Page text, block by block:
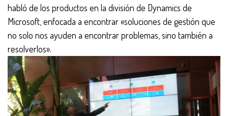
habló de los productos en la división de Dynamics de
Microsoft, enfocada a encontrar «soluciones de gestión que
no solo nos ayuden a encontrar problemas, sino también a
resolverlos».